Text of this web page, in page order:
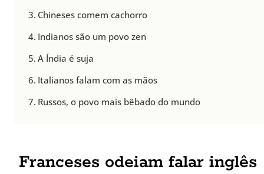
Chineses comem cachorro
Indianos são um povo zen
A Índia é suja
Italianos falam com as mãos
Russos, o povo mais bêbado do mundo
Franceses odeiam falar inglês